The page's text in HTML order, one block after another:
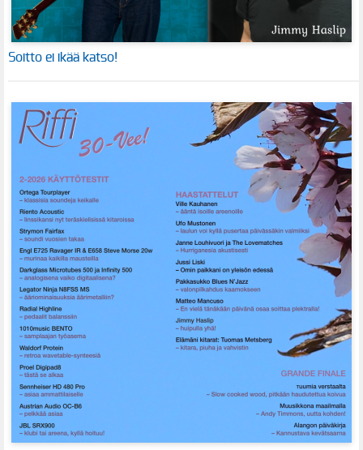
Soitto ei ikää katso!